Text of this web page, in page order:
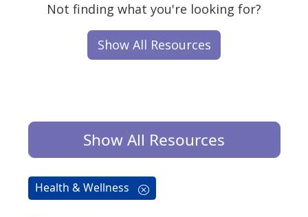
Not finding what you're looking for?
Show All Resources
Show All Resources
Health & Wellness